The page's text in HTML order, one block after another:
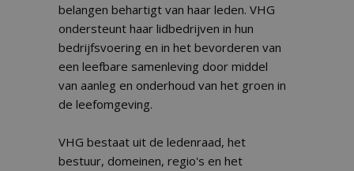
belangen behartigt van haar leden. VHG
ondersteunt haar lidbedrijven in hun
bedrijfsvoering en in het bevorderen van
een leefbare samenleving door middel
van aanleg en onderhoud van het groen in
de leefomgeving.
VHG bestaat uit de ledenraad, het
bestuur, domeinen, regio's en het